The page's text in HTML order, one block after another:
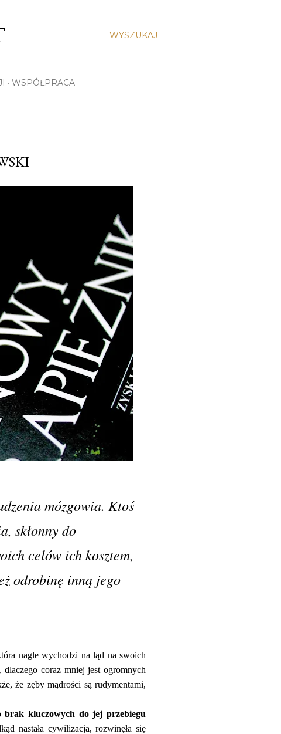
WYSZUKAJ
WSPÓŁPRACA
mózgowia. Ktoś
skłonny do
celów ich kosztem,
odrobinę inną jego
nagle wychodzi na ląd na swoich
coraz mniej jest ogromnych
że zęby mądrości są rudymentami,
brak kluczowych do jej przebiegu
nastała cywilizacja, rozwinęła się